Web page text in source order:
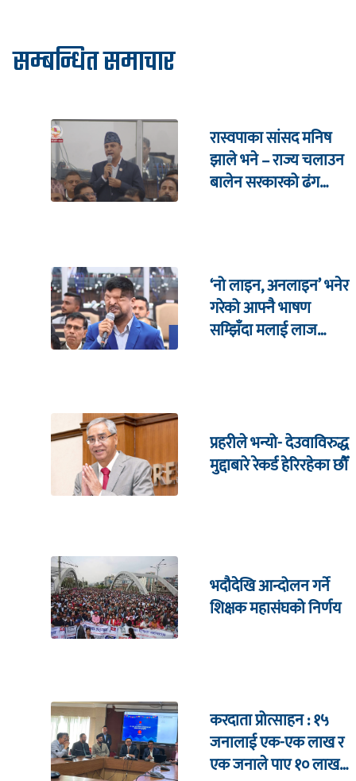
सम्बन्धित समाचार
रास्वपाका सांसद मनिष
झाले भने – राज्य चलाउन
बालेन सरकारको ढंग
‘नो लाइन, अनलाइन’ भनेर
गरेको आफ्नै भाषण
सम्झिँदा मलाई लाज
प्रहरीले भन्यो- देउवाविरुद्ध
मुद्दाबारे रेकर्ड हेरिरहेका छौँ
भदौदेखि आन्दोलन गर्ने
शिक्षक महासंघको निर्णय
करदाता प्रोत्साहन : १५
जनालाई एक-एक लाख र
एक जनाले पाए १० लाख